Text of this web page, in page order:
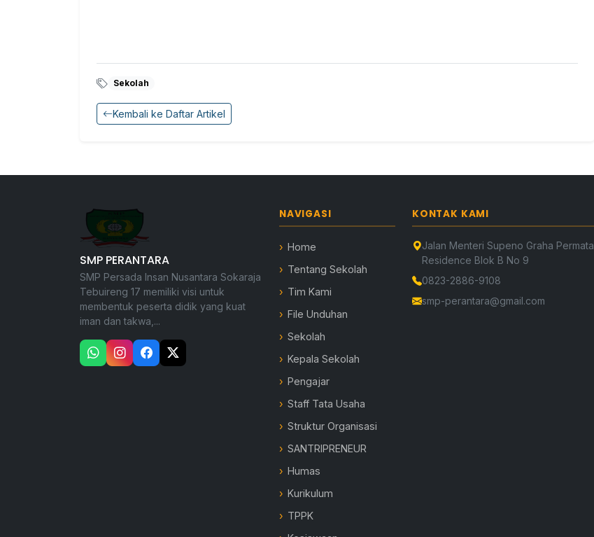
Sekolah
Kembali ke Daftar Artikel
SMP PERANTARA
SMP Persada Insan Nusantara Sokaraja
Tebuireng 17 memiliki visi untuk
membentuk peserta didik yang kuat
iman dan takwa,...
NAVIGASI
Home
Tentang Sekolah
Tim Kami
File Unduhan
Sekolah
Kepala Sekolah
Pengajar
Staff Tata Usaha
Struktur Organisasi
SANTRIPRENEUR
Humas
Kurikulum
TPPK
KONTAK KAMI
Jalan Menteri Supeno Graha Permata
Residence Blok B No 9
0823-2886-9108
smp-perantara@gmail.com